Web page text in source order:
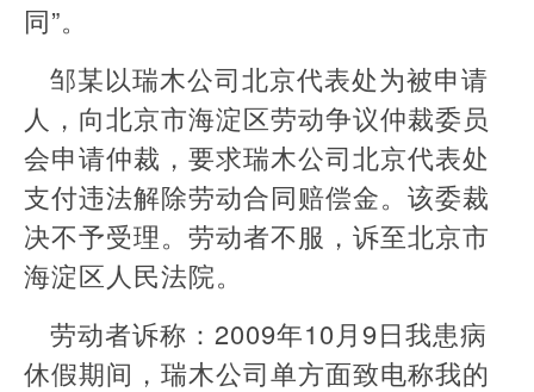
同”。
邹某以瑞木公司北京代表处为被申请
人，向北京市海淀区劳动争议仲裁委员
会申请仲裁，要求瑞木公司北京代表处
支付违法解除劳动合同赔偿金。该委裁
决不予受理。劳动者不服，诉至北京市
海淀区人民法院。
劳动者诉称：2009年10月9日我患病
休假期间，瑞木公司单方面致电称我的